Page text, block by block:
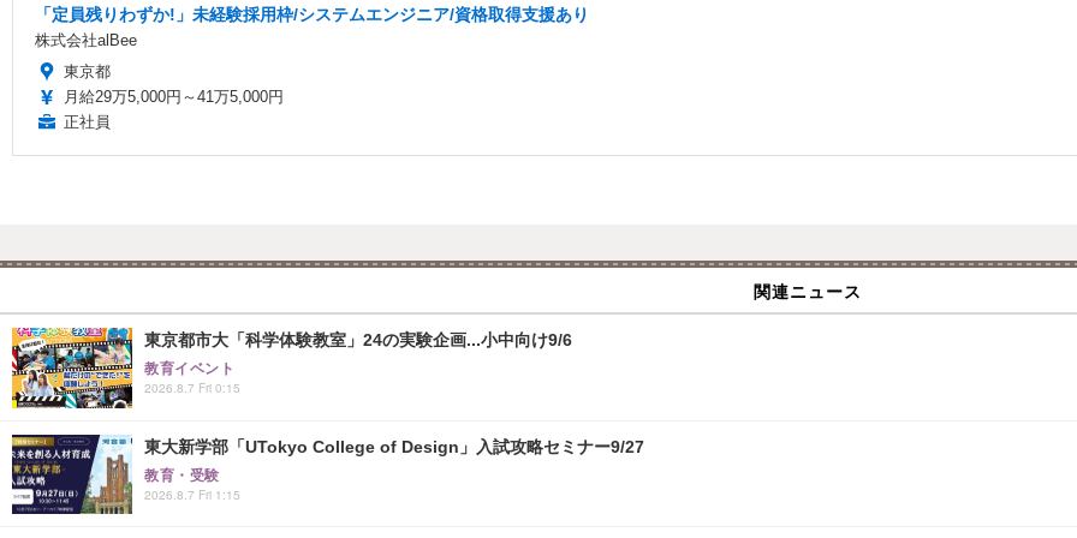
「定員残りわずか!」未経験採用枠/システムエンジニア/資格取得支援あり
株式会社alBee
東京都
月給29万5,000円～41万5,000円
正社員
関連ニュース
東京都市大「科学体験教室」24の実験企画...小中向け9/6
教育イベント
2026.8.7 Fri 0:15
東大新学部「UTokyo College of Design」入試攻略セミナー9/27
教育・受験
2026.8.7 Fri 1:15